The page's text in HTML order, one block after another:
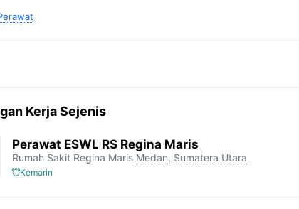
Kerja Sejenis
Perawat ESWL RS Regina Maris
Rumah Sakit Regina Maris Medan, Sumatera Utara
Kemarin